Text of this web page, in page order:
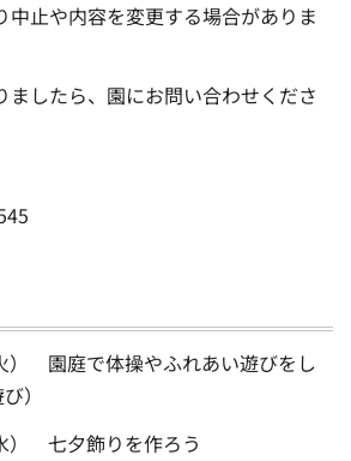
中止や内容を変更する場合がありま
ましたら、園にお問い合わせくださ
園庭で体操やふれあい遊びをし
）
七夕飾りを作ろう